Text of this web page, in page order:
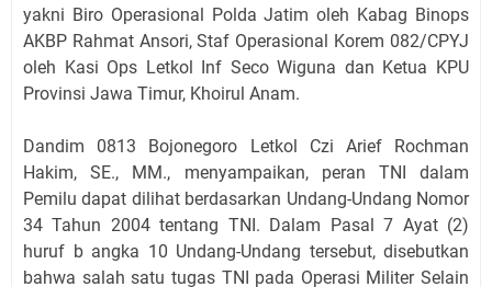
yakni Biro Operasional Polda Jatim oleh Kabag Binops
AKBP Rahmat Ansori, Staf Operasional Korem 082/CPYJ
oleh Kasi Ops Letkol Inf Seco Wiguna dan Ketua KPU
Provinsi Jawa Timur, Khoirul Anam.
Dandim 0813 Bojonegoro Letkol Czi Arief Rochman
Hakim, SE., MM., menyampaikan, peran TNI dalam
Pemilu dapat dilihat berdasarkan Undang-Undang Nomor
34 Tahun 2004 tentang TNI. Dalam Pasal 7 Ayat (2)
huruf b angka 10 Undang-Undang tersebut, disebutkan
bahwa salah satu tugas TNI pada Operasi Militer Selain